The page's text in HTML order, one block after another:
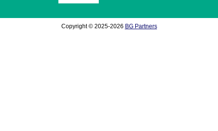
Copyright © 2025-2026 BG Partners